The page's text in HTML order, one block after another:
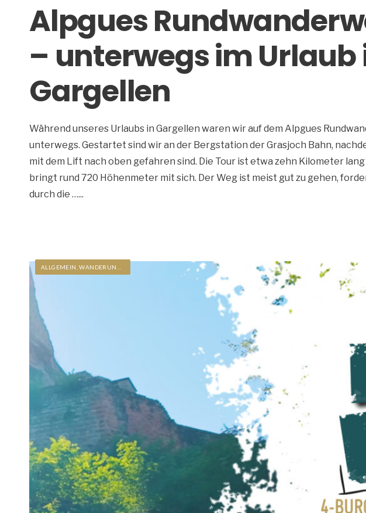
Alpgues
– unterwegs im Urlaub
Gargellen
Während unseres Urlaubs in Gargellen waren wir auf dem Alpgues
unterwegs. Gestartet sind wir an der Bergstation der Grasjoch Bahn,
mit dem Lift nach oben gefahren sind. Die Tour ist etwa zehn Kilometer lang
bringt rund 720 Höhenmeter mit sich. Der Weg ist meist gut zu gehen,
durch die …...
ALLGEMEIN ,WANDERUNGEN